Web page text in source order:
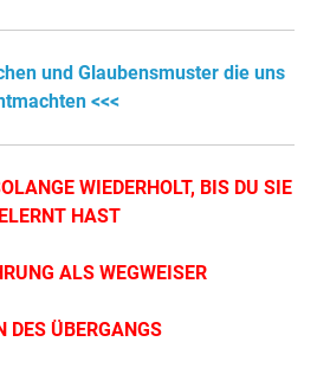
und Glaubensmuster die uns
<<<
WIEDERHOLT, BIS DU SIE
HAST
ALS WEGWEISER
DES ÜBERGANGS